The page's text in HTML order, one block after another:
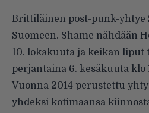
Brittiläinen post-punk-yhtye
Suomeen. Shame nähdään
10. lokakuuta ja keikan
perjantaina 6. kesäkuuta klo
Vuonna 2014 perustettu
yhdeksi kotimaansa